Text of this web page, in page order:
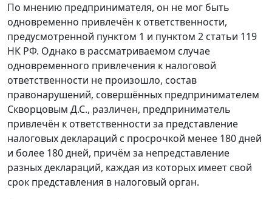
По мнению предпринимателя, он не мог быть
одновременно привлечён к ответственности,
предусмотренной пунктом 1 и пунктом 2 статьи 119
НК РФ. Однако в рассматриваемом случае
одновременного привлечения к налоговой
ответственности не произошло, состав
правонарушений, совершённых предпринимателем
Скворцовым Д.С., различен, предприниматель
привлечён к ответственности за представление
налоговых деклараций с просрочкой менее 180 дней
и более 180 дней, причём за непредставление
разных деклараций, каждая из которых имеет свой
срок представления в налоговый орган.